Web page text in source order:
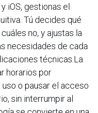
iOS, gestionas el
Tú decides qué
no, y ajustas la
necesidades de cada
técnicas.La
horarios por
o pausar el acceso
sin interrumpir al